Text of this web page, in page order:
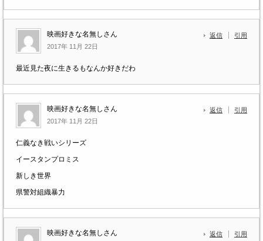
映画好きな名無しさん
2017年 11月 22日
返信 引用
最近見た夜に生きるもなんか好きだわ
映画好きな名無しさん
2017年 11月 22日
返信 引用
仁義なき戦いシリーズ
イースタンプロミス
新しき世界
県警対組織暴力
映画好きな名無しさん 返信 引用